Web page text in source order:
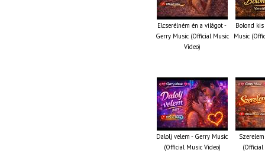
Elcserélném én a világot -
Gerry Music (Official Music
Video)
Bolond
Music
Dalolj velem - Gerry Music
(Official Music Video)
(Official